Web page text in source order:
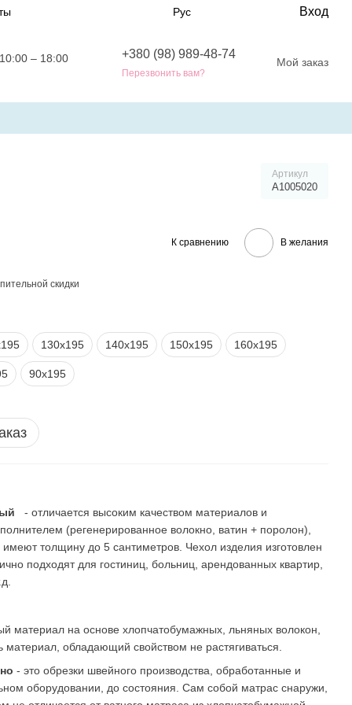
Рус Вход
– 18:00
+380 (98) 989-48-74
Перезвонить вам?
Мой заказ
Артикул
A1005020
К сравнению В желания
скидки
130х195 140х195 150х195 160х195
90х195
- отличается высоким качеством материалов и
(регенерированное волокно, ватин + поролон),
толщину до 5 сантиметров. Чехол изделия изготовлен
подходят для гостиниц, больниц, арендованных квартир,
материал на основе хлопчатобумажных, льняных волокон,
обладающий свойством не растягиваться.
- это обрезки швейного производства, обработанные и
оборудовании, до состояния. Сам собой матрас снаружи,